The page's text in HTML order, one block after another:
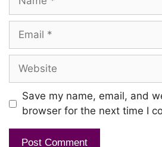
Thanimayil indru naan
Nagham kadithen
Adikkadi ennai
Naan dhinam rasithen
Email
Website
Save my name, email, and
browser for the next time I